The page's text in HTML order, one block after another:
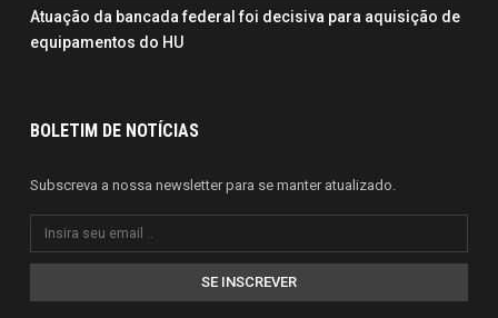
Atuação da bancada federal foi decisiva para aquisição de
equipamentos do HU
BOLETIM DE NOTÍCIAS
Subscreva a nossa newsletter para se manter atualizado.
SE INSCREVER